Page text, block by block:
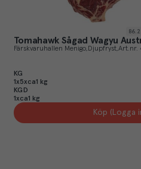
86.2
Tomahawk Sågad Wagyu
Färskvaruhallen Menigo Djupfryst Art.nr.
KG
1x5xca1 kg
KGD
1xca1 kg
Köp (Logga